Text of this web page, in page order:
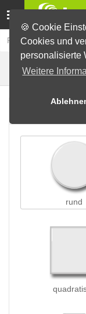
🍪 Cookie
Cookies und
personalisierte
Weitere
Buttons erstellen
rund